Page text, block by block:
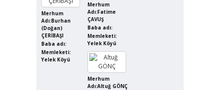
Merhum
Adı:Burhan
(Doğan)
ÇERİBAŞI
Baba adı:
Memleketi:
Yelek Köyü
Merhum
Adı:Fatime
ÇAVUŞ
Baba adı:
Memleketi:
Yelek Köyü
Merhum
Adı:Altuğ GÖNÇ